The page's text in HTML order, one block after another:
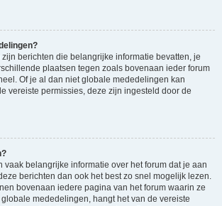
berichten die belangrijke informatie bevatten, je
plaatsen tegen zoals bovenaan ieder forum
Of je al dan niet globale mededelingen kan
vereiste permissies, deze zijn ingesteld door de
vaak belangrijke informatie over het forum dat je aan
berichten dan ook het best zo snel mogelijk lezen.
bovenaan iedere pagina van het forum waarin ze
mededelingen, hangt het van de vereiste